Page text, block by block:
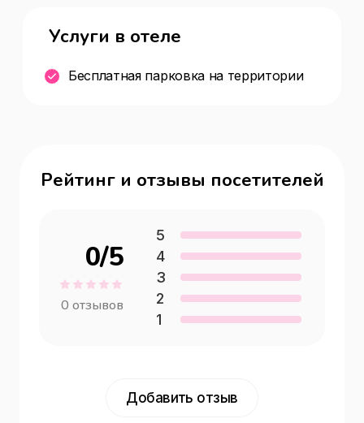
Услуги в отеле
Бесплатная парковка на территории
Рейтинг и отзывы посетителей
0/5
0 отзывов
5
4
3
2
1
Добавить отзыв